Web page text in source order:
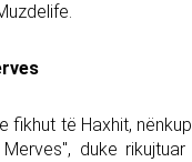
fikhut të Haxhit,
duke